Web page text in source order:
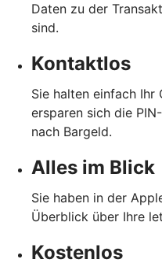
Daten zu der
sind.
Kontaktlos
Sie halten einfach Ihr
ersparen sich die
nach Bargeld.
Alles im Blick
Sie haben in der
Überblick über Ihre
Kostenlos